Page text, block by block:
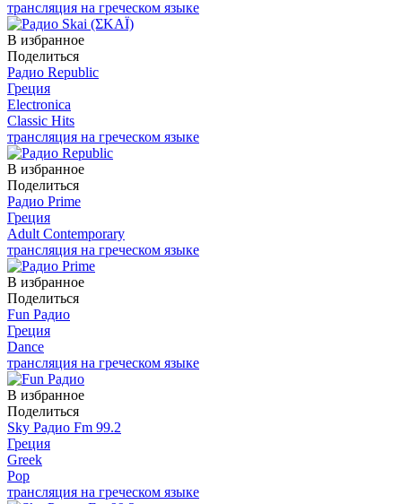
трансляция на греческом языке
В избранное
Поделиться
Радио Republic
Греция
Electronica
Classic Hits
трансляция на греческом языке
В избранное
Поделиться
Радио Prime
Греция
Adult Contemporary
трансляция на греческом языке
В избранное
Поделиться
Fun Радио
Греция
Dance
трансляция на греческом языке
В избранное
Поделиться
Sky Радио Fm 99.2
Греция
Greek
Pop
трансляция на греческом языке